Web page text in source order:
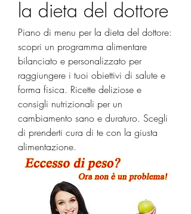
la dieta del dottore
Piano di menu per la dieta del dottore:
scopri un programma alimentare
bilanciato e personalizzato per
raggiungere i tuoi obiettivi di salute e
forma fisica. Ricette deliziose e
consigli nutrizionali per un
cambiamento sano e duraturo. Scegli
di prenderti cura di te con la giusta
alimentazione.